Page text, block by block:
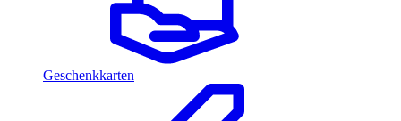
Geschenkkarten